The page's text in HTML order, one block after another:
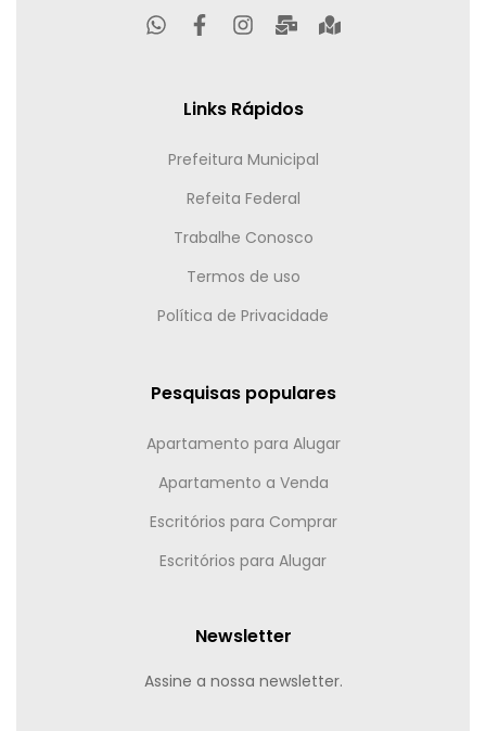
Links Rápidos
Prefeitura Municipal
Refeita Federal
Trabalhe Conosco
Termos de uso
Política de Privacidade
Pesquisas populares
Apartamento para Alugar
Apartamento a Venda
Escritórios para Comprar
Escritórios para Alugar
Newsletter
Assine a nossa newsletter.